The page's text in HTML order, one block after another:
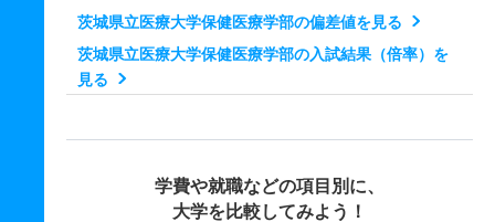
理学療法学科 一般 前
2.30倍 2.90倍 46人 46人 20人
茨城県立医療大学保健医療学部の偏差値を見る
茨城県立医療大学保健医療学部の入試結果（倍率）を
見る
学費や就職などの項目別に、
大学を比較してみよう！